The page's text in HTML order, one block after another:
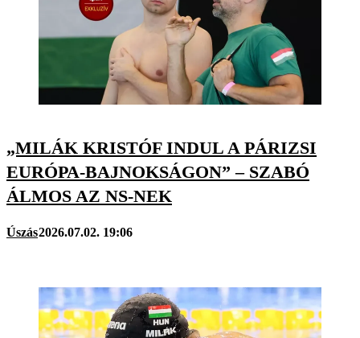
„MILÁK KRISTÓF INDUL A PÁRIZSI
EURÓPA-BAJNOKSÁGON” – SZABÓ
ÁLMOS AZ NS-NEK
Úszás2026.07.02. 19:06